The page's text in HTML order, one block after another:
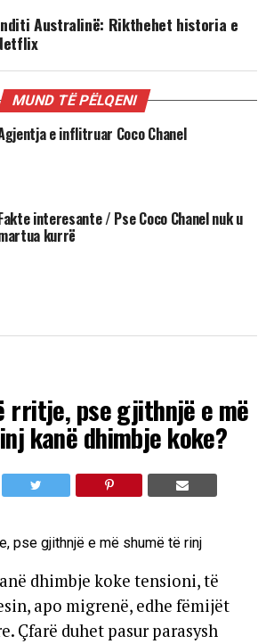
Australinë: Rikthehet historia e
MUND TË PËLQENI
e inflitruar Coco Chanel
interesante / Pse Coco Chanel nuk u
kurrë
rritje, pse gjithnjë e më
kanë dhimbje koke?
dhimbje koke tensioni, të
apo migrenë, edhe fëmijët
Çfarë duhet pasur parasysh